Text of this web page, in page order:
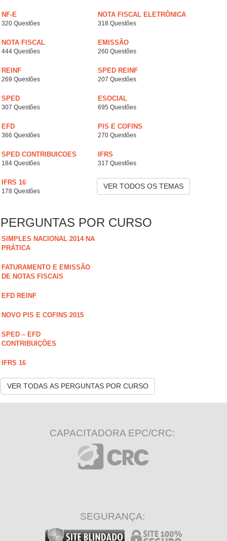
NF-E
320 Questões
NOTA FISCAL ELETRÔNICA
318 Questões
NOTA FISCAL
444 Questões
EMISSÃO
260 Questões
REINF
269 Questões
SPED REINF
207 Questões
SPED
307 Questões
ESOCIAL
695 Questões
EFD
366 Questões
PIS E COFINS
270 Questões
SPED CONTRIBUICOES
184 Questões
IFRS
317 Questões
IFRS 16
178 Questões
VER TODOS OS TEMAS
PERGUNTAS POR CURSO
SIMPLES NACIONAL 2014 NA
PRÁTICA
FATURAMENTO E EMISSÃO
DE NOTAS FISCAIS
EFD REINF
NOVO PIS E COFINS 2015
SPED – EFD
CONTRIBUIÇÕES
IFRS 16
VER TODAS AS PERGUNTAS POR CURSO
CAPACITADORA EPC/CRC:
SEGURANÇA: